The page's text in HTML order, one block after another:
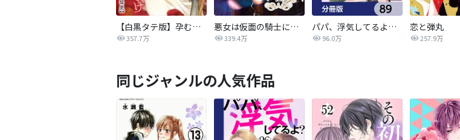
【白黒タテ版】孕むまで乱れいけ～身代わり花嫁と軍服の猛愛
357.7万
悪女は仮面の騎士に騙されない
339.4万
パパ、浮気してるよ？娘と二人でクズ夫を捨てます【分冊版】
96.0万
恋と弾丸
257.9万
同じジャンルの人気作品